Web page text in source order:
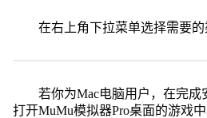
在右上角下拉菜单选择需要的
若你为Mac电脑用户，在完成
打开MuMu模拟器Pro桌面的游戏